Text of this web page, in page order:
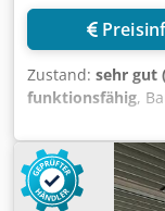
Zustand: sehr gut
funktionsfähig,
Aieznir Aecjf